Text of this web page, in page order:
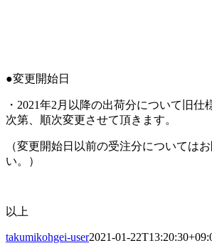
●変更開始日
・2021年2月以降の出荷分について旧仕
次第、順次変更させて頂きます。
（変更開始日以前の受注分については
い。）
以上
takumikohgei-user2021-01-